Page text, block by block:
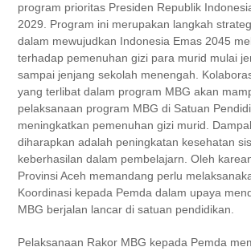
program prioritas Presiden Republik
2029. Program ini merupakan langkah
dalam mewujudkan Indonesia Emas 2045
terhadap pemenuhan gizi para murid mulai
sampai jenjang sekolah menengah.
yang terlibat dalam program MBG akan
pelaksanaan program MBG di Satuan
meningkatkan pemenuhan gizi murid.
diharapkan adalah peningkatan kesehatan
keberhasilan dalam pembelajarn. Oleh
Provinsi Aceh memandang perlu
Koordinasi kepada Pemda dalam upaya
MBG berjalan lancar di satuan pendidikan.
Pelaksanaan Rakor MBG kepada Pemda